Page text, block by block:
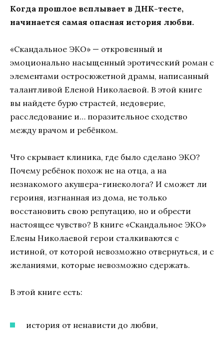
Когда прошлое всплывает в ДНК-тесте,
начинается самая опасная история любви.
«Скандальное ЭКО» — откровенный и
эмоционально насыщенный эротический роман с
элементами остросюжетной драмы, написанный
талантливой Еленой Николаевой. В этой книге
вы найдете бурю страстей, недоверие,
расследование и… поразительное сходство
между врачом и ребёнком.
Что скрывает клиника, где было сделано ЭКО?
Почему ребёнок похож не на отца, а на
незнакомого акушера-гинеколога? И сможет ли
героиня, изгнанная из дома, не только
восстановить свою репутацию, но и обрести
настоящее чувство? В книге «Скандальное ЭКО»
Елены Николаевой герои сталкиваются с
истиной, от которой невозможно отвернуться, и с
желаниями, которые невозможно сдержать.
В этой книге есть:
история от ненависти до любви,